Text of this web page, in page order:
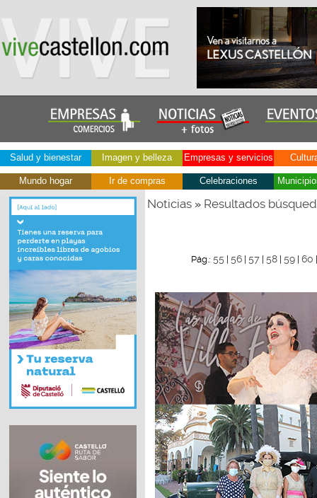
Salud y bienestar Imagen y belleza Empresas y servicios
Mundo hogar Ir de compras Celebraciones
Noticias» Resultados
Pág.: 55 56 57 58 59 60